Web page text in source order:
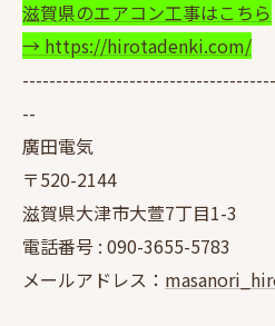
滋賀県のエアコン工事はこちら
→ https://hirotadenki.com/
--
廣田電気
〒520-2144
滋賀県大津市大萱7丁目1-3
電話番号 : 090-3655-5783
メールアドレス：